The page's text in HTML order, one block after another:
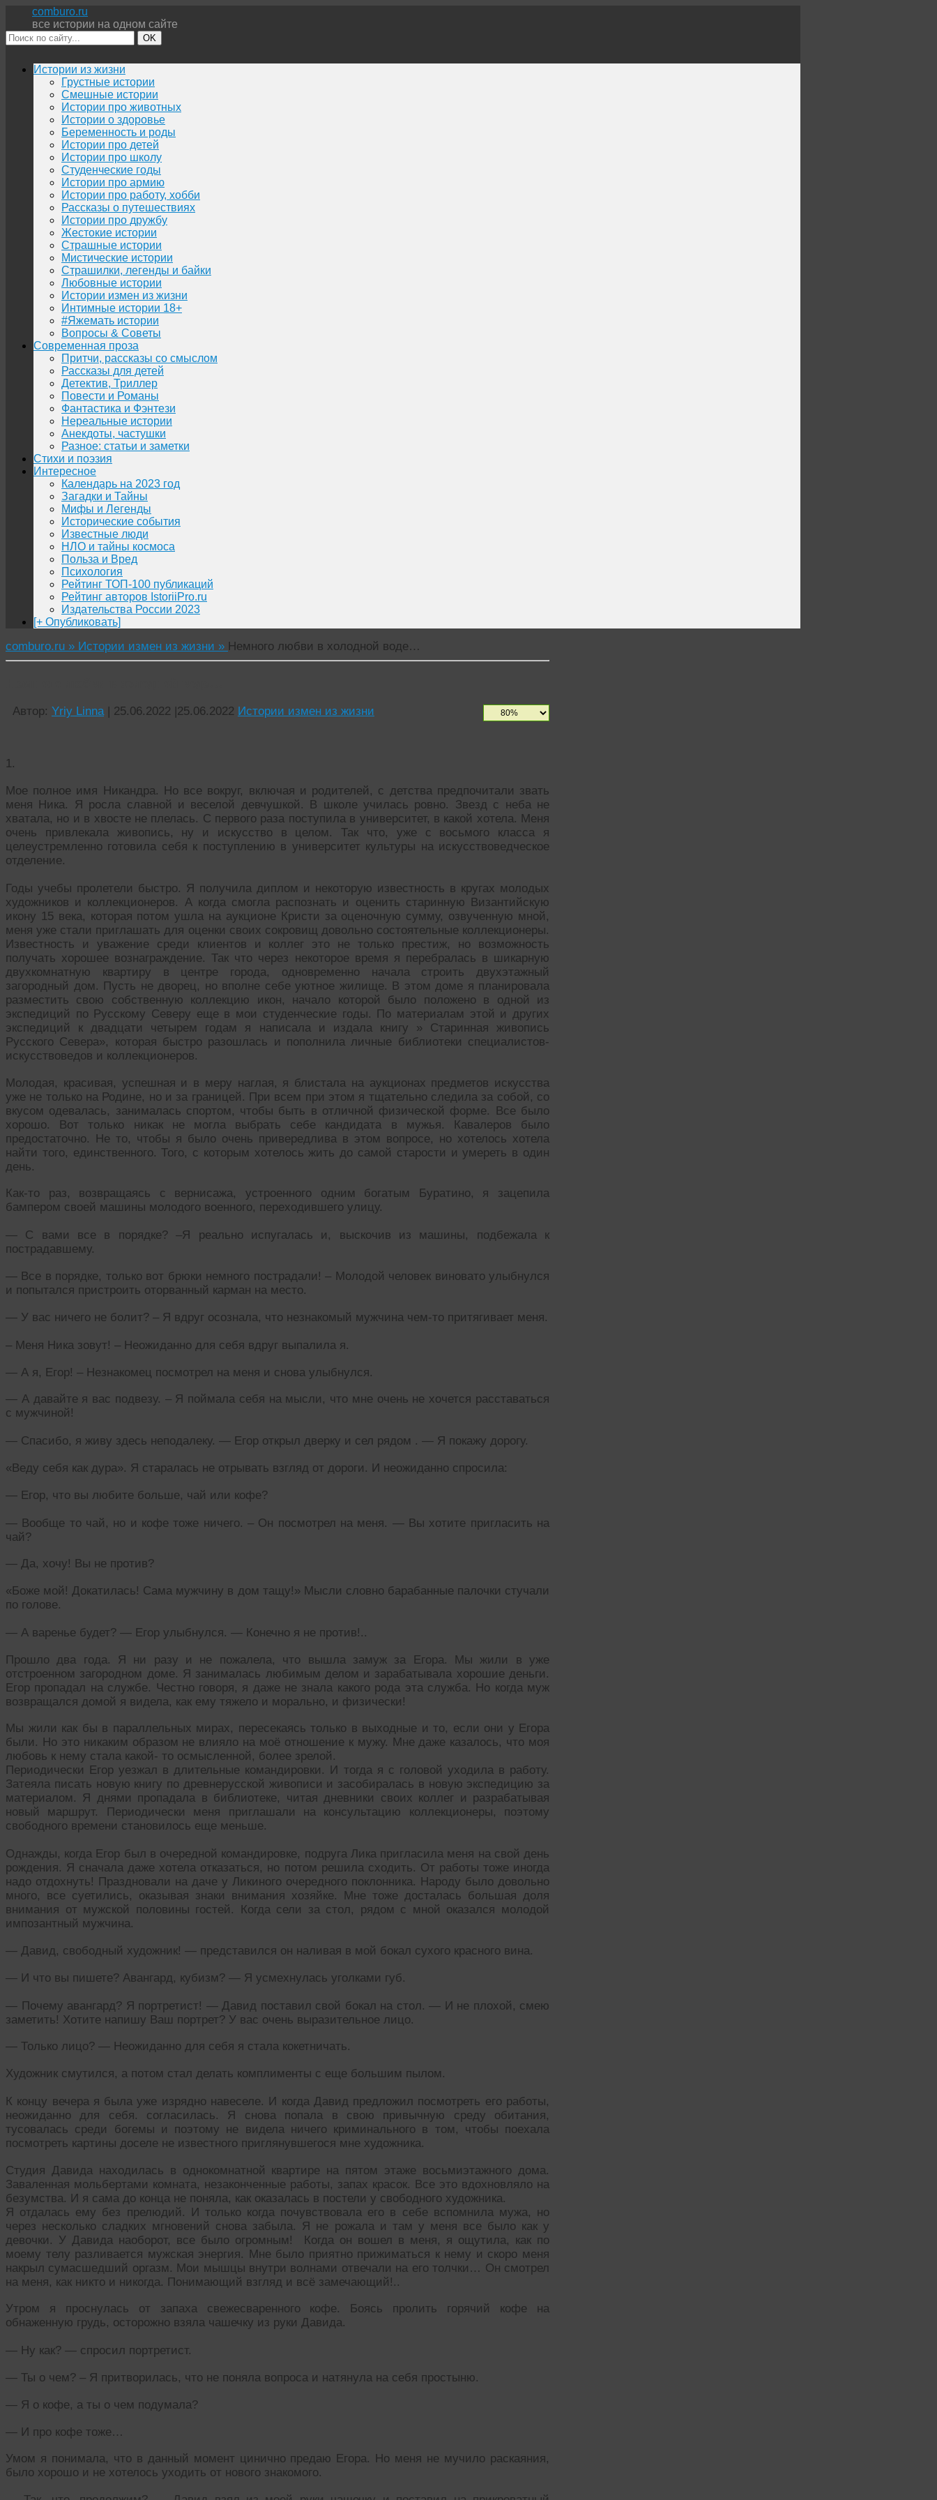
comburo.ru
все истории на одном сайте
OK
Перейти
содержимому
Истории из жизни
Грустные истории
Смешные истории
Истории про животных
Истории о здоровье
Беременность и роды
Истории про детей
Истории про школу
Студенческие годы
Истории про армию
Истории про работу, хобби
Рассказы о путешествиях
Истории про дружбу
Жестокие истории
Страшные истории
Мистические истории
Страшилки, легенды и байки
Любовные истории
Истории измен из жизни
Интимные истории 18+
#Яжемать истории
Вопросы & Советы
Современная проза
Притчи, рассказы со смыслом
Рассказы для детей
Детектив, Триллер
Повести и Романы
Фантастика и Фэнтези
Нереальные истории
Анекдоты, частушки
Разное: статьи и заметки
Стихи и поэзия
Интересное
Календарь на 2023 год
Загадки и Тайны
Мифы и Легенды
Исторические события
Известные люди
НЛО и тайны космоса
Польза и Вред
Психология
Рейтинг ТОП-100 публикаций
Рейтинг авторов IstoriiPro.ru
Издательства России 2023
[+ Опубликовать]
comburo.ru » Истории измен из жизни » Немного любви в холодной воде…
Автор: Yriy Linna | 25.06.2022 |25.06.2022 Истории измен из жизни
1.
Мое полное имя Никандра. Но все вокруг, включая и родителей, с детства предпочитали звать
меня Ника. Я росла славной и веселой девчушкой. В школе училась ровно. Звезд с неба не
хватала, но и в хвосте не плелась. С первого раза поступила в университет, в какой хотела. Меня
очень привлекала живопись, ну и искусство в целом. Так что, уже с восьмого класса я
целеустремленно готовила себя к поступлению в университет культуры на искусствоведческое
отделение.
Годы учебы пролетели быстро. Я получила диплом и некоторую известность в кругах молодых
художников и коллекционеров. А когда смогла распознать и оценить старинную Византийскую
икону 15 века, которая потом ушла на аукционе Кристи за оценочную сумму, озвученную мной,
меня уже стали приглашать для оценки своих сокровищ довольно состоятельные коллекционеры.
Известность и уважение среди клиентов и коллег это не только престиж, но возможность
получать хорошее вознаграждение. Так что через некоторое время я перебралась в шикарную
двухкомнатную квартиру в центре города, одновременно начала строить двухэтажный
загородный дом. Пусть не дворец, но вполне себе уютное жилище. В этом доме я планировала
разместить свою собственную коллекцию икон, начало которой было положено в одной из
экспедиций по Русскому Северу еще в мои студенческие годы. По материалам этой и других
экспедиций к двадцати четырем годам я написала и издала книгу » Старинная живопись
Русского Севера», которая быстро разошлась и пополнила личные библиотеки специалистов-
искусствоведов и коллекционеров.
Молодая, красивая, успешная и в меру наглая, я блистала на аукционах предметов искусства
уже не только на Родине, но и за границей. При всем при этом я тщательно следила за собой, со
вкусом одевалась, занималась спортом, чтобы быть в отличной физической форме. Все было
хорошо. Вот только никак не могла выбрать себе кандидата в мужья. Кавалеров было
предостаточно. Не то, чтобы я было очень привередлива в этом вопросе, но хотелось хотела
найти того, единственного. Того, с которым хотелось жить до самой старости и умереть в один
день.
Как-то раз, возвращаясь с вернисажа, устроенного одним богатым Буратино, я зацепила
бампером своей машины молодого военного, переходившего улицу.
— С вами все в порядке? –Я реально испугалась и, выскочив из машины, подбежала к
пострадавшему.
— Все в порядке, только вот брюки немного пострадали! – Молодой человек виновато улыбнулся
и попытался пристроить оторванный карман на место.
— У вас ничего не болит? – Я вдруг осознала, что незнакомый мужчина чем-то притягивает меня.
– Меня Ника зовут! – Неожиданно для себя вдруг выпалила я.
— А я, Егор! – Незнакомец посмотрел на меня и снова улыбнулся.
— А давайте я вас подвезу. – Я поймала себя на мысли, что мне очень не хочется расставаться
с мужчиной!
— Спасибо, я живу здесь неподалеку. — Егор открыл дверку и сел рядом . — Я покажу дорогу.
«Веду себя как дура». Я старалась не отрывать взгляд от дороги. И неожиданно спросила:
— Егор, что вы любите больше, чай или кофе?
— Вообще то чай, но и кофе тоже ничего. – Он посмотрел на меня. — Вы хотите пригласить на
чай?
— Да, хочу! Вы не против?
«Боже мой! Докатилась! Сама мужчину в дом тащу!» Мысли словно барабанные палочки стучали
по голове.
— А варенье будет? — Егор улыбнулся. — Конечно я не против!..
Прошло два года. Я ни разу и не пожалела, что вышла замуж за Егора. Мы жили в уже
отстроенном загородном доме. Я занималась любимым делом и зарабатывала хорошие деньги.
Егор пропадал на службе. Честно говоря, я даже не знала какого рода эта служба. Но когда муж
возвращался домой я видела, как ему тяжело и морально, и физически!
Мы жили как бы в параллельных мирах, пересекаясь только в выходные и то, если они у Егора
были. Но это никаким образом не влияло на моё отношение к мужу. Мне даже казалось, что моя
любовь к нему стала какой- то осмысленной, более зрелой.
Периодически Егор уезжал в длительные командировки. И тогда я с головой уходила в работу.
Затеяла писать новую книгу по древнерусской живописи и засобиралась в новую экспедицию за
материалом. Я днями пропадала в библиотеке, читая дневники своих коллег и разрабатывая
новый маршрут. Периодически меня приглашали на консультацию коллекционеры, поэтому
свободного времени становилось еще меньше.
Однажды, когда Егор был в очередной командировке, подруга Лика пригласила меня на свой день
рождения. Я сначала даже хотела отказаться, но потом решила сходить. От работы тоже иногда
надо отдохнуть! Праздновали на даче у Ликиного очередного поклонника. Народу было довольно
много, все суетились, оказывая знаки внимания хозяйке. Мне тоже досталась большая доля
внимания от мужской половины гостей. Когда сели за стол, рядом с мной оказался молодой
импозантный мужчина.
— Давид, свободный художник! — представился он наливая в мой бокал сухого красного вина.
— И что вы пишете? Авангард, кубизм? — Я усмехнулась уголками губ.
— Почему авангард? Я портретист! — Давид поставил свой бокал на стол. — И не плохой, смею
заметить! Хотите напишу Ваш портрет? У вас очень выразительное лицо.
— Только лицо? — Неожиданно для себя я стала кокетничать.
Художник смутился, а потом стал делать комплименты с еще большим пылом.
К концу вечера я была уже изрядно навеселе. И когда Давид предложил посмотреть его работы,
неожиданно для себя. согласилась. Я снова попала в свою привычную среду обитания,
тусовалась среди богемы и поэтому не видела ничего криминального в том, чтобы поехала
посмотреть картины доселе не известного приглянувшегося мне художника.
Студия Давида находилась в однокомнатной квартире на пятом этаже восьмиэтажного дома.
Заваленная мольбертами комната, незаконченные работы, запах красок. Все это вдохновляло на
безумства. И я сама до конца не поняла, как оказалась в постели у свободного художника.
Я отдалась ему без прелюдий. И только когда почувствовала его в себе вспомнила мужа, но
через несколько сладких мгновений снова забыла. Я не рожала и там у меня все было как у
девочки. У Давида наоборот, все было огромным! Когда он вошел в меня, я ощутила, как по
моему телу разливается мужская энергия. Мне было приятно прижиматься к нему и скоро меня
накрыл сумасшедший оргазм. Мои мышцы внутри волнами отвечали на его толчки… Он смотрел
на меня, как никто и никогда. Понимающий взгляд и всё замечающий!..
Утром я проснулась от запаха свежесваренного кофе. Боясь пролить горячий кофе на
обнаженную грудь, осторожно взяла чашечку из руки Давида.
— Ну как? — спросил портретист.
— Ты о чем? – Я притворилась, что не поняла вопроса и натянула на себя простыню.
— Я о кофе, а ты о чем подумала?
— И про кофе тоже…
Умом я понимала, что в данный момент цинично предаю Егора. Но меня не мучило раскаяния,
было хорошо и не хотелось уходить от нового знакомого.